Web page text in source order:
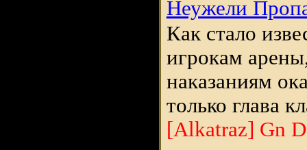
Неужели
Как стало
игрокам
наказаниям
только глава
[Alkatraz] Gn